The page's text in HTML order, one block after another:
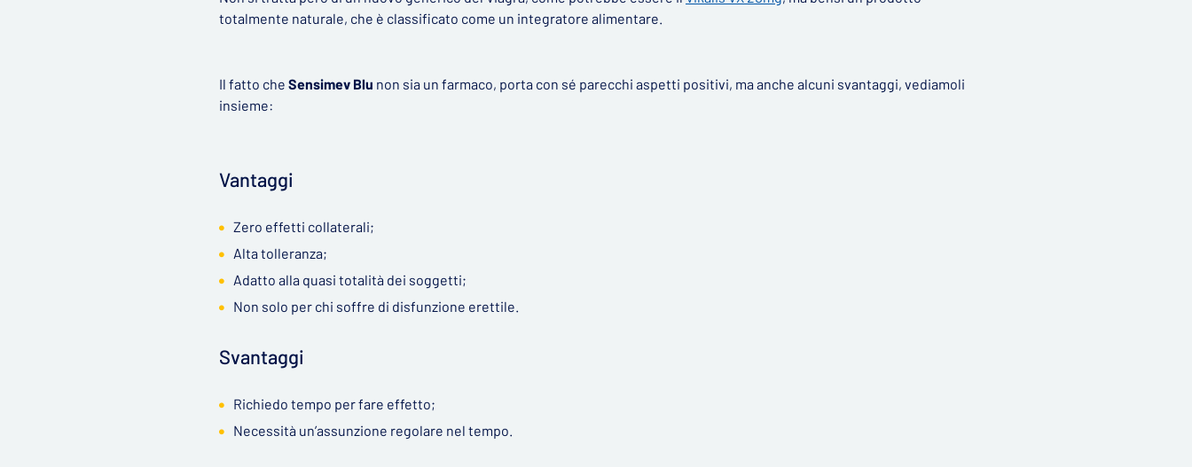
totalmente naturale, che è classificato come un integratore alimentare.
Il fatto che Sensimev Blu non sia un farmaco, porta con sé parecchi aspetti positivi, ma anche alcuni svantaggi, vediamoli
insieme:
Vantaggi
Zero effetti collaterali;
Alta tolleranza;
Adatto alla quasi totalità dei soggetti;
Non solo per chi soffre di disfunzione erettile.
Svantaggi
Richiedo tempo per fare effetto;
Necessità un’assunzione regolare nel tempo.